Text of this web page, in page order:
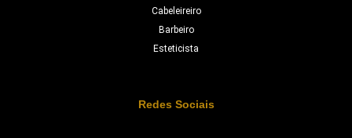
Cabeleireiro
Barbeiro
Esteticista
Redes Sociais